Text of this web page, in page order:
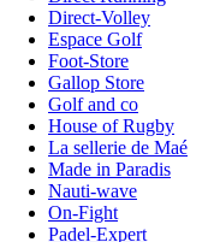
Direct-Volley
Espace Golf
Foot-Store
Gallop Store
Golf and co
House of Rugby
La sellerie de Maé
Made in Paradis
Nauti-wave
On-Fight
Padel-Expert